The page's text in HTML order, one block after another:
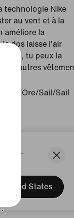
United States
technologie Nike
au vent et à la
améliore la
dos laisse l'air
tu peux la
d'autres
Iron Ore/Sail/Sail